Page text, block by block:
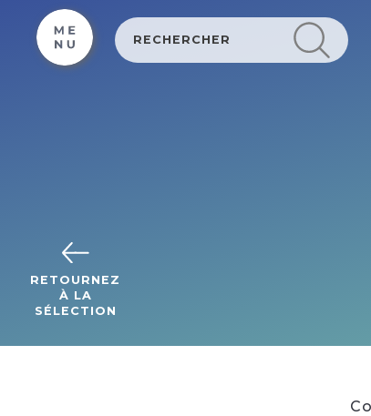
RETOURNEZ
À LA
SÉLECTION
Cookies beheer paneel